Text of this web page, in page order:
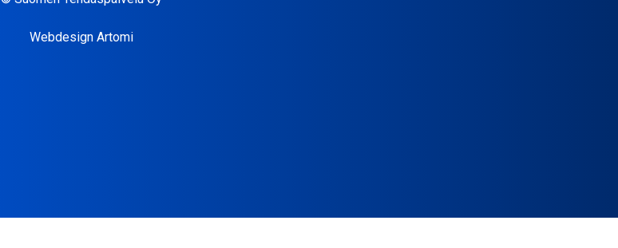
Webdesign Artomi